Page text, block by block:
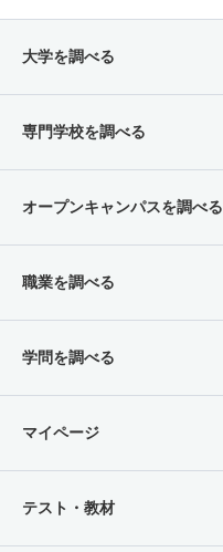
大学を調べる
専門学校を調べる
オープンキャンパスを調べる
職業を調べる
学問を調べる
マイページ
テスト・教材